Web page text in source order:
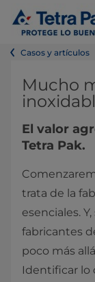
Casos y artículos
Mucho
El valor
Tetra Pak.
trata de la
esenciales.
fabricantes
poco más
Identificar lo